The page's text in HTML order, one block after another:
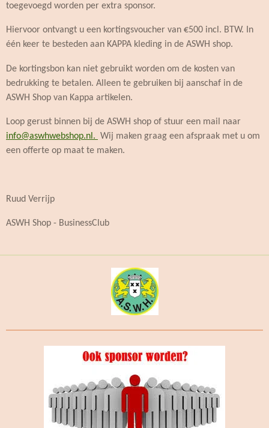
toegevoegd worden per extra sponsor.
Hiervoor ontvangt u een kortingsvoucher van €500 incl. BTW. In
één keer te besteden aan KAPPA kleding in de ASWH shop.
De kortingsbon kan niet gebruikt worden om de kosten van
bedrukking te betalen. Alleen te gebruiken bij aanschaf in de
ASWH Shop van Kappa artikelen.
Loop gerust binnen bij de ASWH shop of stuur een mail naar
info@aswhwebshop.nl. Wij maken graag een afspraak met u om
een offerte op maat te maken.
Ruud Verrijp
ASWH Shop - BusinessClub